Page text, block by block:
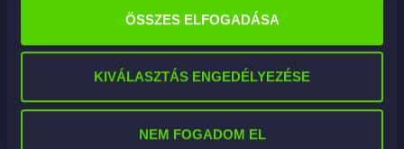
ÖSSZES ELFOGADÁSA
KIVÁLASZTÁS ENGEDÉLYEZÉSE
NEM FOGADOM EL
POLISH PROFUMATA MELA 5KG – belső
22 644Ft